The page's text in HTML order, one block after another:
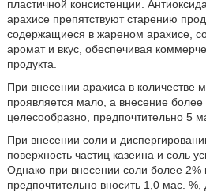
пластичной консистенции.
арахисе препятствуют старению
содержащиеся в жареном арахисе,
аромат и вкус, обеспечивая
продукта.
При внесении арахиса в количестве
проявляется мало, а внесение
целесообразно, предпочтительно 5
При внесении соли и
поверхность частиц казеина и соль
Однако при внесении соли более 2%
предпочтительно вносить 1,0 мас.